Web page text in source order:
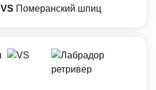
VS Померанский шпиц